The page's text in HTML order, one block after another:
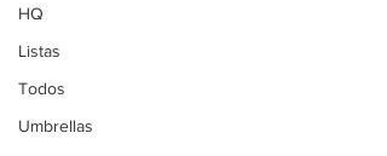
HQ
Listas
Todos
Umbrellas